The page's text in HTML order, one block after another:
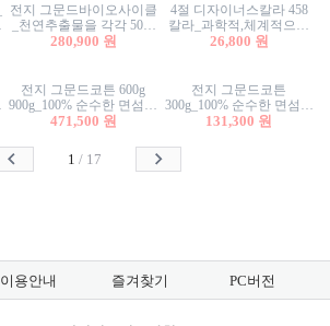
전지 그문드바이오사이클
_천연추출물을 각각 50%
이상 함유한 친환경그래
280,900 원
4절 디자이너스칼라 458
칼라_과학적,체계적으로
분류된 200색을 갖춘 색지
26,800 원
전지 그문드코튼 600g
900g_100% 순수한 면섬유
로 만든 친환경프리미엄
471,500 원
전지 그문드코튼
300g_100% 순수한 면섬유
로 만든 친환경프리미엄
131,300 원
1 / 17
이용안내 즐겨찾기 PC버전